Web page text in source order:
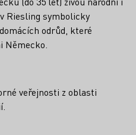
Riesling symbolicky
odrůd, které
veřejnosti z oblasti